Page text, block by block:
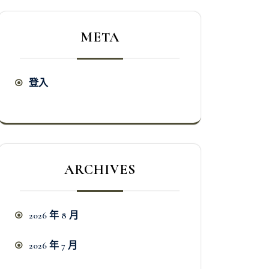
META
登入
ARCHIVES
2026 年 8 月
2026 年 7 月